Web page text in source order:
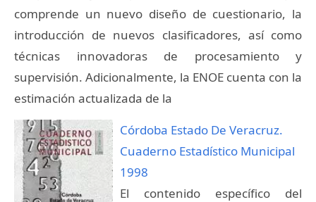
comprende un nuevo diseño de cuestionario, la
introducción de nuevos clasificadores, así como
técnicas innovadoras de procesamiento y
supervisión. Adicionalmente, la ENOE cuenta con la
estimación actualizada de la
Córdoba Estado De Veracruz.
Cuaderno Estadístico Municipal
1998
El contenido específico del